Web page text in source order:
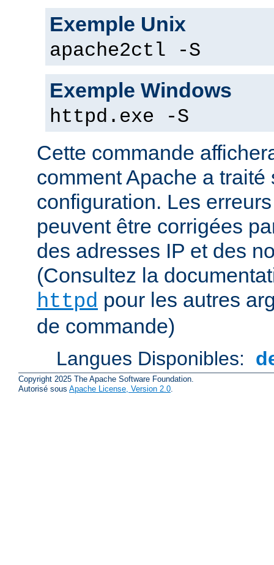
Exemple Unix
apache2ctl -S
Exemple Windows
httpd.exe -S
Cette commande
comment Apache a traité
configuration. Les
peuvent être corrigées
des adresses IP et des
(Consultez la
httpd pour les autres
de commande)
Langues Disponibles:
Copyright 2025 The Apache Software Foundation.
Autorisé sous Apache License, Version 2.0.